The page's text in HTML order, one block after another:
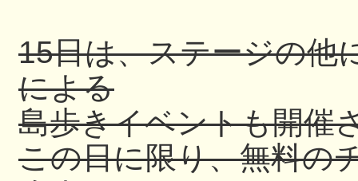
15日は、ステージの他
による
島歩きイベントも開催
この日に限り、無料の